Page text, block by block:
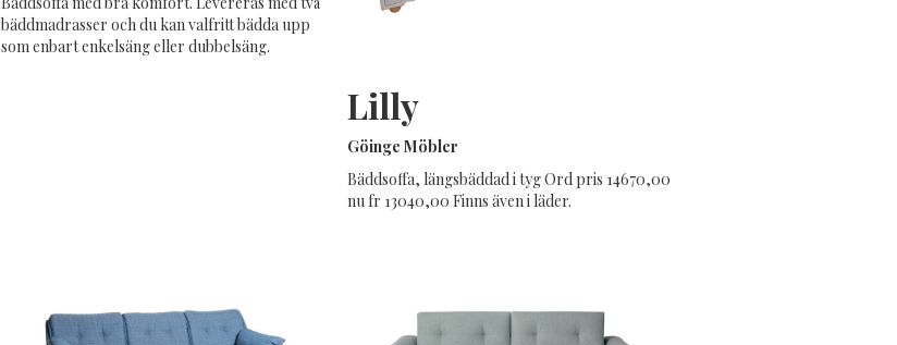
bäddmadrasser och du kan valfritt bädda upp
som enbart enkelsäng eller dubbelsäng.
Lilly
Göinge Möbler
Bäddsoffa, längsbäddad i tyg Ord pris 14670,00
nu fr 13040,00 Finns även i läder.